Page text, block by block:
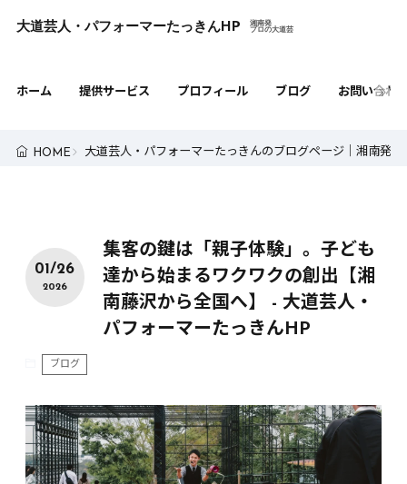
大道芸人・パフォーマーたっきんHP
湘南発
プロの大道芸
ホーム 提供サービス プロフィール ブログ お問い合わ
HOME 大道芸人・パフォーマーたっきんのブログページ｜湘南発・
01/26
2026
集客の鍵は「親子体験」。子ども
達から始まるワクワクの創出【湘
南藤沢から全国へ】 - 大道芸人・
パフォーマーたっきんHP
ブログ